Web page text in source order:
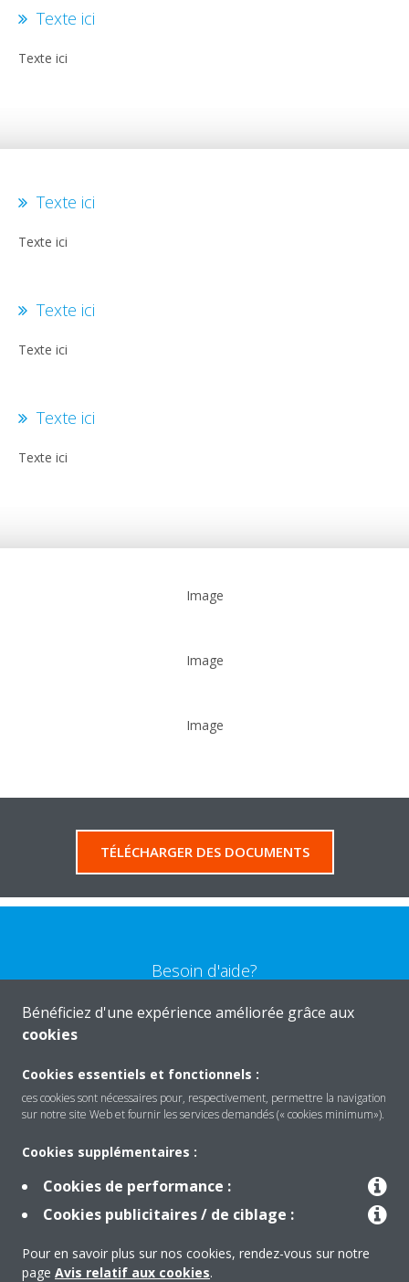
Texte ici
Texte ici
Texte ici
Texte ici
Texte ici
Texte ici
Texte ici
Texte ici
Image
Image
Image
TÉLÉCHARGER DES DOCUMENTS
Besoin d'aide?
CONTACTEZ-NOUS
Solutions
À propos de Daikin
Bénéficiez d'une expérience améliorée grâce aux
cookies
Cookies essentiels et fonctionnels :
ces cookies sont nécessaires pour, respectivement, permettre la navigation
sur notre site Web et fournir les services demandés (« cookies minimum»).
Cookies supplémentaires :
Cookies de performance :
Cookies publicitaires / de ciblage :
Pour en savoir plus sur nos cookies, rendez-vous sur notre
page Avis relatif aux cookies.